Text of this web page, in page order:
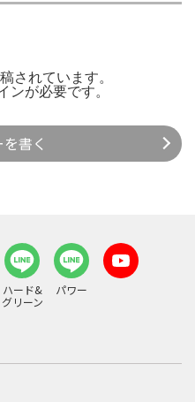
されています。
ンが必要です。
書く
ハード&
グリーン
パワー